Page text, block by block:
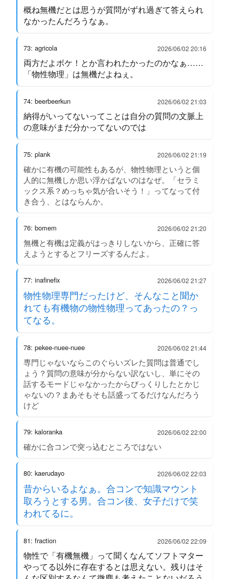
概ね無機だとは思うが質問がずれ過ぎて答えられ
なかったんだろうなぁ。
73: agricola 2026/06/02 20:16
両方だよボケ！とか言われたかったのかなぁ……
「物性物理」は無機だよねぇ。
74: beerbeerkun 2026/06/02 21:03
納得がいってないってことは自分の質問の文脈上
の意味がまだ分かってないのでは
75: plank 2026/06/02 21:19
確かに有機の可能性もあるが、物性物理というと個
人的に無機しか思い浮かばないのはなぜ。「セラミ
ックス系？めっちゃ気が合いそう！」ってなって付
き合う、とはならんか。
76: bomem 2026/06/02 21:20
無機と有機は定義がはっきりしないから、正確に答
えようとするとフリーズするんだよ。
77: inafinefix 2026/06/02 21:27
物性物理専門だったけど、そんなこと聞か
れても有機物の物性物理ってあったの？っ
てなる。
78: pekee-nuee-nuee 2026/06/02 21:44
専門じゃないならこのぐらいズレた質問は普通でし
ょう？質問の意味が分からない訳ないし、単にその
話するモードじゃなかったからびっくりしたとかじ
ゃないの？まあそもそも話盛ってるだけなんだろう
けど
79: kaloranka 2026/06/02 22:00
確かに合コンで突っ込むところではない
80: kaerudayo 2026/06/02 22:03
昔からいるよなぁ。合コンで知識マウント
取ろうとする男。合コン後、女子だけで笑
われてるに。
81: fraction 2026/06/02 22:09
物性で「有機無機」って聞くなんてソフトマター
やってる以外に存在するとは思えない。残りはそ